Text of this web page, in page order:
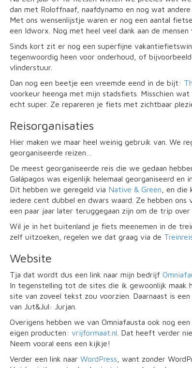
dan met Roloffnaaf, naafdynamo en nog wat andere
Met ons wensenlijstje waren er nog een aantal
een Idworx. Nog met heel veel dank aan de mensen
Sinds kort zit er nog een superfijne
tegenwoordig heen voor onderhoud, of
vlinderstuur.
Dan nog een beetje een vreemde eend in de bijt:
voorkeur heenga met mijn stadsfiets. Misschien
echt super. Ze repareren je fiets met zichtbaar
Reisorganisaties
Hier maken we maar heel weinig gebruik van. We
georganiseerde reizen…
De meest georganiseerde reis die we gedaan
Galápagos was eigenlijk helemaal georganiseerd
Dit hebben we geregeld via Native & Green , en
iedere cent dubbel en dwars waard. Ze hebben
een paar jaar later teruggegaan zijn om de trip
Wil je in het buitenland je fiets meenemen in de
zelf uitzoeken, regelen we dat graag via de
Website
Tja dat wordt dus een link naar mijn bedrijf
In tegenstelling tot de sites die ik gewoonlijk maak
site van zoveel tekst zou voorzien. Daarnaast is
van Jut&Jul: Jurjan.
Overigens hebben we van Omniafausta ook nog
eigen producten: vrijformaat.nl . Dat heeft verder
Neem vooral eens een kijkje!
Verder een link naar WordPress , want zonder